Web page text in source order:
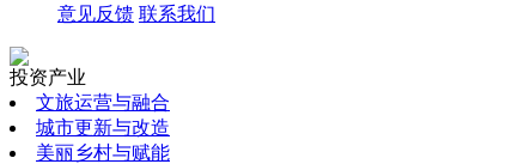
意见反馈 联系我们
投资产业
文旅运营与融合
城市更新与改造
美丽乡村与赋能